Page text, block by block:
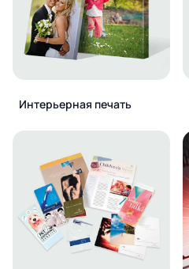
Интерьерная печать